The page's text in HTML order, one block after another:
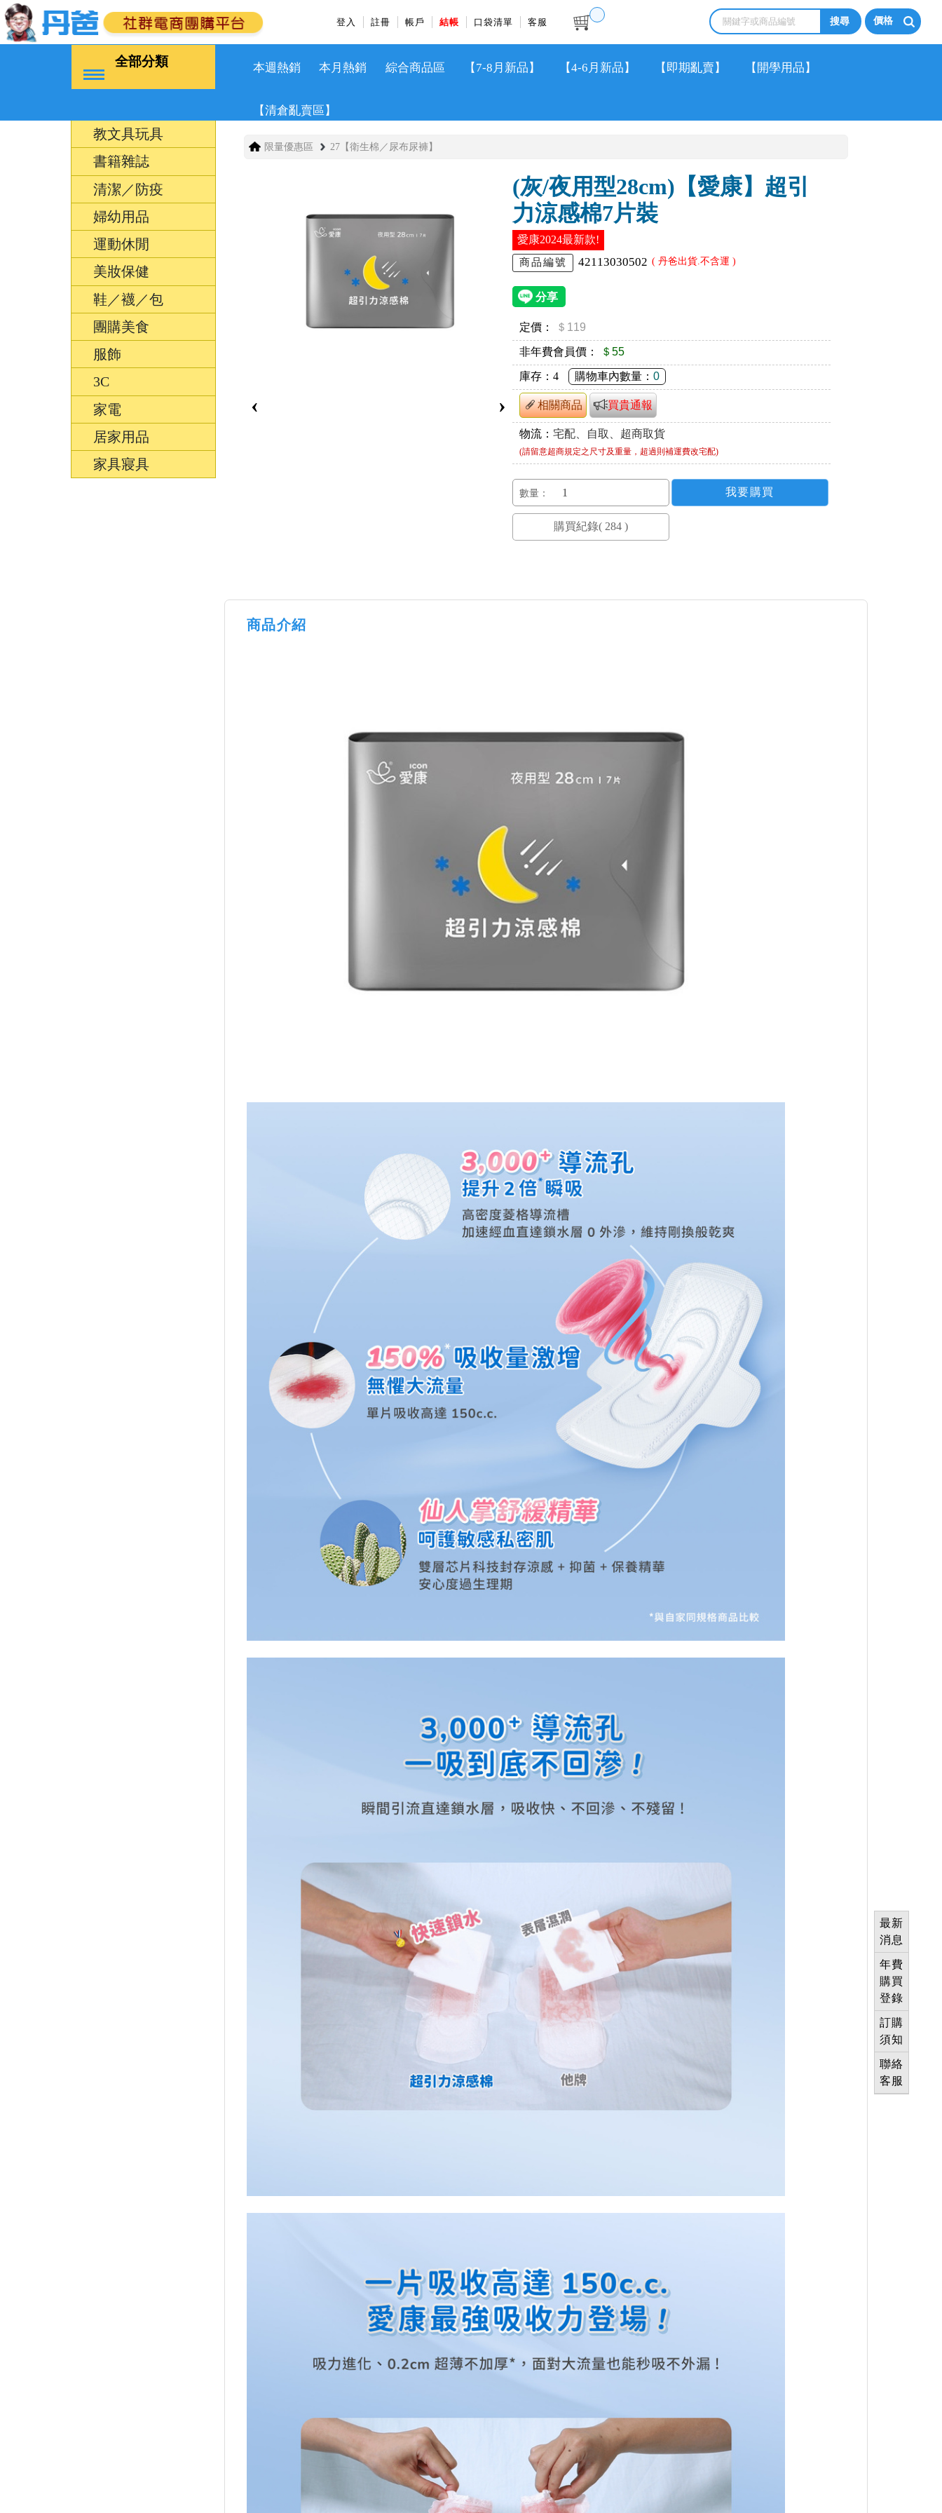
最新
消息
年費
購買
登錄
訂購
須知
聯絡
客服
登入 註冊 帳戶 結帳 口袋清單 客服 價格
全部分類 本週熱銷 本月熱銷 綜合商品區 【7-8月新品】 【4-6月新品】 【即期亂賣】 【開學用品】
【清倉亂賣區】
教文具玩具
書籍雜誌
清潔／防疫
婦幼用品
運動休閒
美妝保健
鞋／襪／包
團購美食
服飾
3C
家電
居家用品
家具寢具
限量優惠區 27【衛生棉／尿布尿褲】
‹ ›
(灰/夜用型28cm)【愛康】超引
力涼感棉7片裝
愛康2024最新款!
商品編號 42113030502 ( 丹爸出貨.不含運 )
定價： ＄119
非年費會員價： ＄55
庫存：4 購物車內數量：0
相關商品 買貴通報
物流：宅配、自取、超商取貨
(請留意超商規定之尺寸及重量，超過則補運費改宅配)
數量：
商品介紹